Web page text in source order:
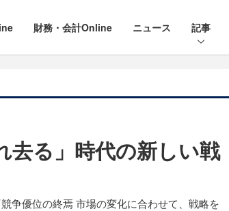
財務・会計Online ニュース 記事
去る」時代の新しい戦
争優位の終焉 市場の変化に合わせて、戦略を